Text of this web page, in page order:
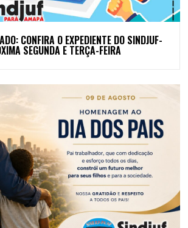
CONFIRA O EXPEDIENTE DO SINDJUF-
SEGUNDA E TERÇA-FEIRA